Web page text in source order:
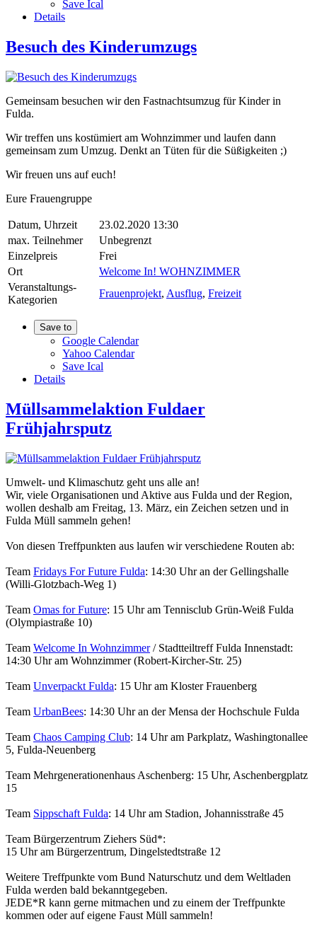
Save Ical
Details
Besuch des Kinderumzugs
Gemeinsam besuchen wir den Fastnachtsumzug für Kinder in
Fulda.
Wir treffen uns kostümiert am Wohnzimmer und laufen dann
gemeinsam zum Umzug. Denkt an Tüten für die Süßigkeiten ;)
Wir freuen uns auf euch!
Eure Frauengruppe
Datum, Uhrzeit
23.02.2020 13:30
max. Teilnehmer
Unbegrenzt
Einzelpreis
Frei
Ort
Welcome In! WOHNZIMMER
Veranstaltungs-
Kategorien
Frauenprojekt, Ausflug, Freizeit
Save to
Google Calendar
Yahoo Calendar
Save Ical
Details
Müllsammelaktion Fuldaer
Frühjahrsputz
Umwelt- und Klimaschutz geht uns alle an!
Wir, viele Organisationen und Aktive aus Fulda und der Region,
wollen deshalb am Freitag, 13. März, ein Zeichen setzen und in
Fulda Müll sammeln gehen!
Von diesen Treffpunkten aus laufen wir verschiedene Routen ab:
Team Fridays For Future Fulda: 14:30 Uhr an der Gellingshalle
(Willi-Glotzbach-Weg 1)
Team Omas for Future: 15 Uhr am Tennisclub Grün-Weiß Fulda
(Olympiastraße 10)
Team Welcome In Wohnzimmer/ Stadtteiltreff Fulda Innenstadt:
14:30 Uhr am Wohnzimmer (Robert-Kircher-Str. 25)
Team Unverpackt Fulda: 15 Uhr am Kloster Frauenberg
Team UrbanBees: 14:30 Uhr an der Mensa der Hochschule Fulda
Team Chaos Camping Club: 14 Uhr am Parkplatz, Washingtonallee
5, Fulda-Neuenberg
Team Mehrgenerationenhaus Aschenberg: 15 Uhr, Aschenbergplatz
15
Team Sippschaft Fulda: 14 Uhr am Stadion, Johannisstraße 45
Team Bürgerzentrum Ziehers Süd*:
15 Uhr am Bürgerzentrum, Dingelstedtstraße 12
Weitere Treffpunkte vom Bund Naturschutz und dem Weltladen
Fulda werden bald bekanntgegeben.
JEDE*R kann gerne mitmachen und zu einem der Treffpunkte
kommen oder auf eigene Faust Müll sammeln!